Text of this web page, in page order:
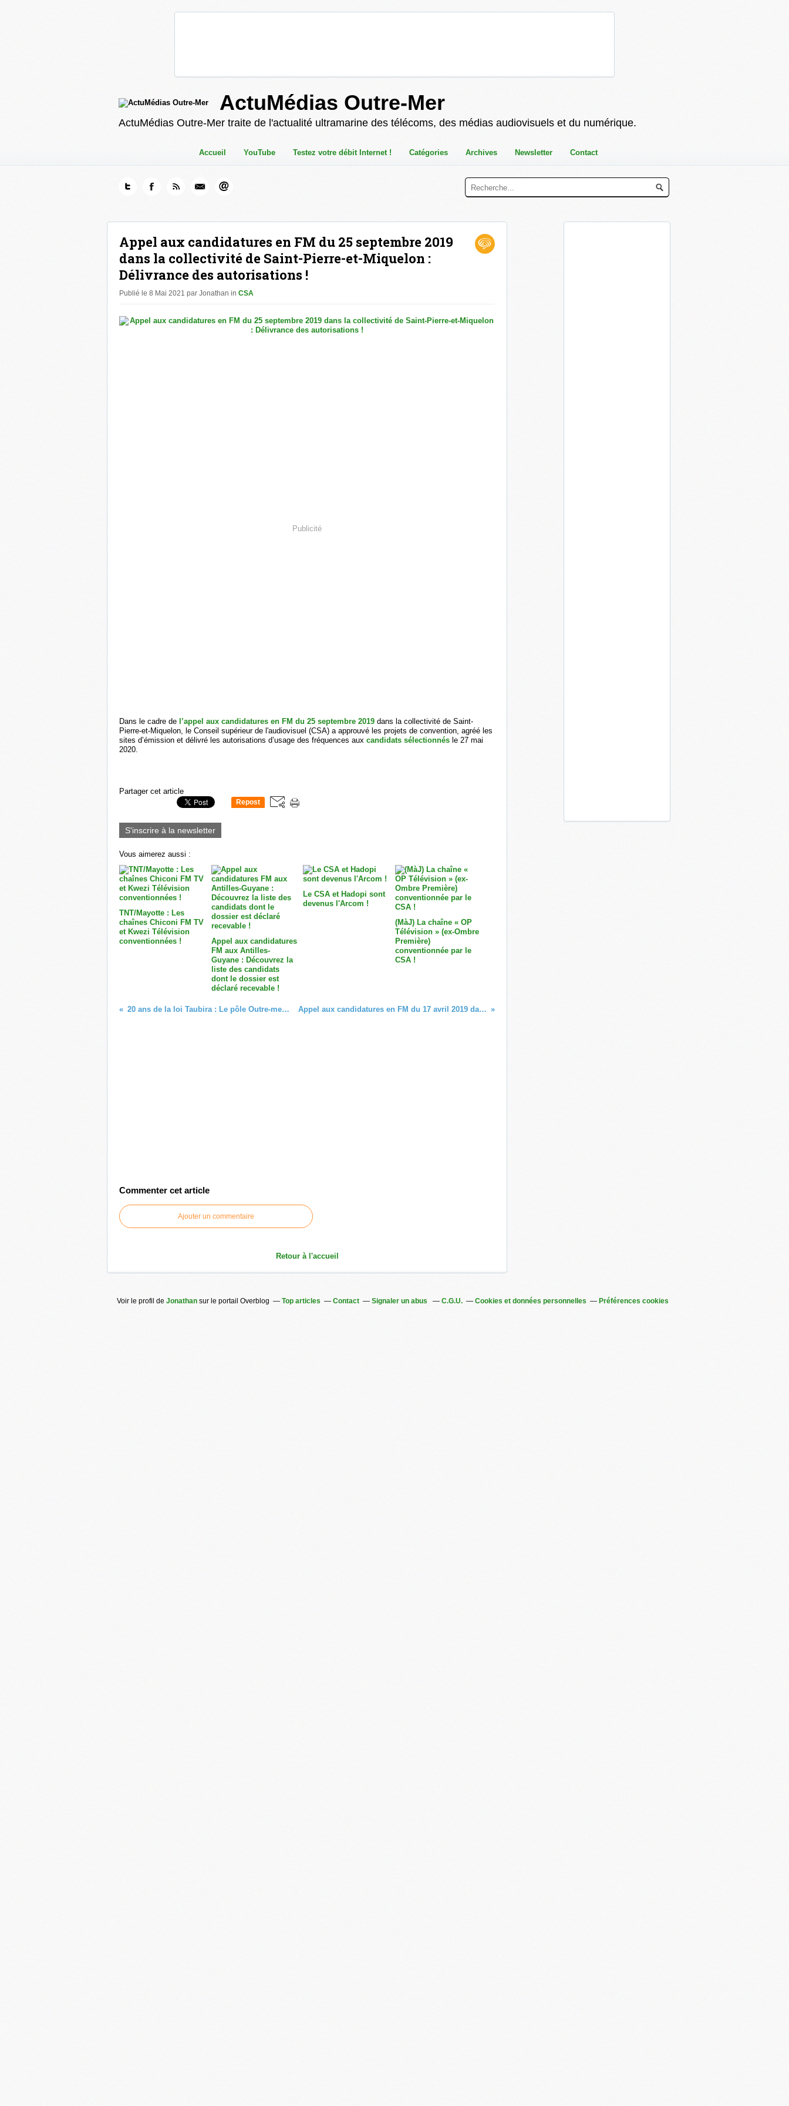
ActuMédias Outre-Mer
ActuMédias Outre-Mer traite de l'actualité ultramarine des télécoms, des médias audiovisuels et du numérique.
Accueil YouTube Testez votre débit Internet ! Catégories Archives Newsletter Contact
Appel aux candidatures en FM du 25 septembre 2019
dans la collectivité de Saint-Pierre-et-Miquelon :
Délivrance des autorisations !
Publié le 8 Mai 2021 par Jonathan in CSA
Publicité
Dans le cadre de l’appel aux candidatures en FM du 25 septembre 2019 dans la collectivité de Saint-
Pierre-et-Miquelon, le Conseil supérieur de l'audiovisuel (CSA) a approuvé les projets de convention, agréé les
sites d’émission et délivré les autorisations d’usage des fréquences aux candidats sélectionnés le 27 mai
2020.
Partager cet article
Repost
S'inscrire à la newsletter
Vous aimerez aussi :
TNT/Mayotte : Les
chaînes Chiconi FM TV
et Kwezi Télévision
conventionnées !
Appel aux candidatures
FM aux Antilles-
Guyane : Découvrez la
liste des candidats
dont le dossier est
déclaré recevable !
Le CSA et Hadopi sont
devenus l'Arcom !
(MàJ) La chaîne « OP
Télévision » (ex-Ombre
Première)
conventionnée par le
CSA !
20 ans de la loi Taubira : Le pôle Outre-mer de France Télévisions et RFI s’associent pour une émission spéciale ! Appel aux candidatures en FM du 17 avril 2019 dans le ressort du CTA de La Réunion et de Mayotte : Délivrance des autorisations !
Commenter cet article
Ajouter un commentaire
Retour à l'accueil
Voir le profil de Jonathan sur le portail Overblog Top articles Contact Signaler un abus C.G.U. Cookies et données personnelles Préférences cookies